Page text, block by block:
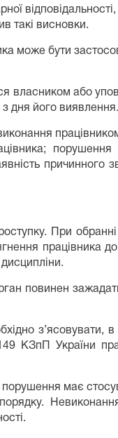
такі висновки.
може бути
власником або
дня його виявлення.
причинного
При
працівника до
повинен
з’ясовувати,
КЗпП України
порушення має